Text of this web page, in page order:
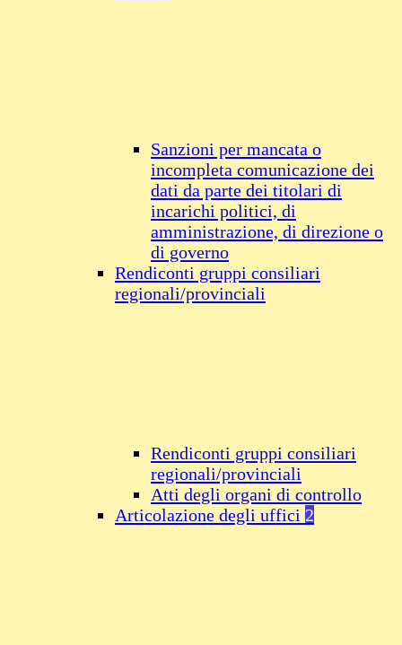
Sanzioni per mancata o
incompleta comunicazione dei
dati da parte dei titolari di
incarichi politici, di
amministrazione, di direzione o
di governo
Rendiconti gruppi consiliari
regionali/provinciali
Rendiconti gruppi consiliari
regionali/provinciali
Atti degli organi di controllo
Articolazione degli uffici 2